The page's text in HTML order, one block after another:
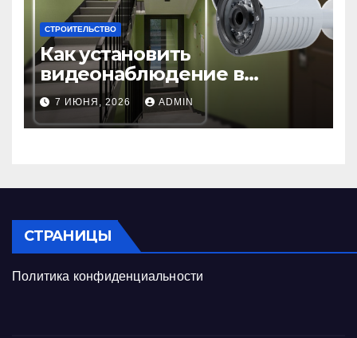
СТРОИТЕЛЬСТВО
Как установить
видеонаблюдение в
подъезде: пошаговая
инструкция и советы
7 ИЮНЯ, 2026 ADMIN
СТРАНИЦЫ
Политика конфиденциальности